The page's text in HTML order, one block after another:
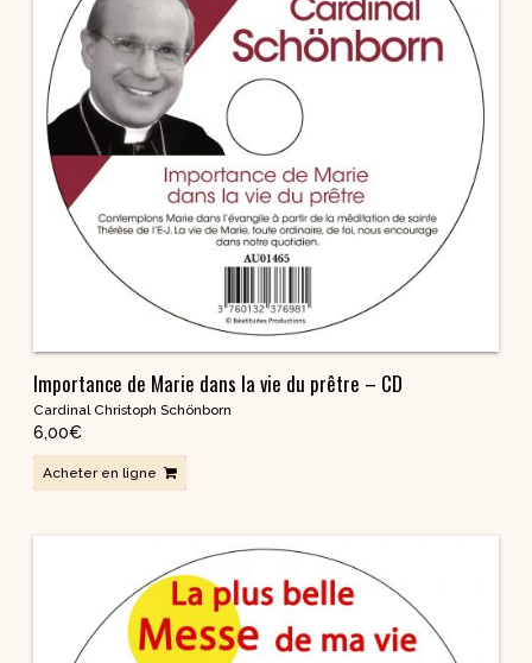
Importance de Marie dans la vie du prêtre – CD
Cardinal Christoph Schönborn
6,00€
Acheter en ligne